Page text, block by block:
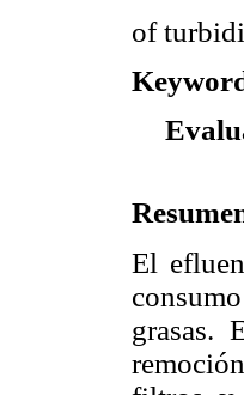
of
El
grasas.